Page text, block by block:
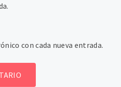
con cada nueva entrada.